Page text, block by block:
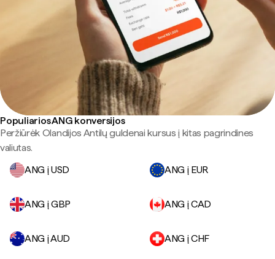
Populiarios ANG konversijos
Peržiūrėk Olandijos Antilų guldenai kursus į kitas pagrindines
valiutas.
ANG į USD
ANG į EUR
ANG į GBP ANG į CAD
ANG į AUD ANG į CHF